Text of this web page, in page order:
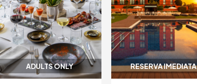
ADULTS ONLY RESERVA IMEDIATA